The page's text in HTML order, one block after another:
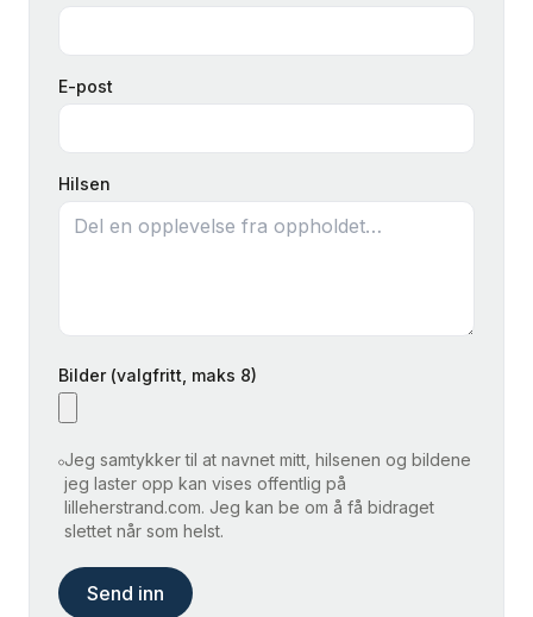
E-post
Hilsen
Bilder (valgfritt, maks 8)
Jeg samtykker til at navnet mitt, hilsenen og bildene
jeg laster opp kan vises offentlig på
lilleherstrand.com. Jeg kan be om å få bidraget
slettet når som helst.
Send inn